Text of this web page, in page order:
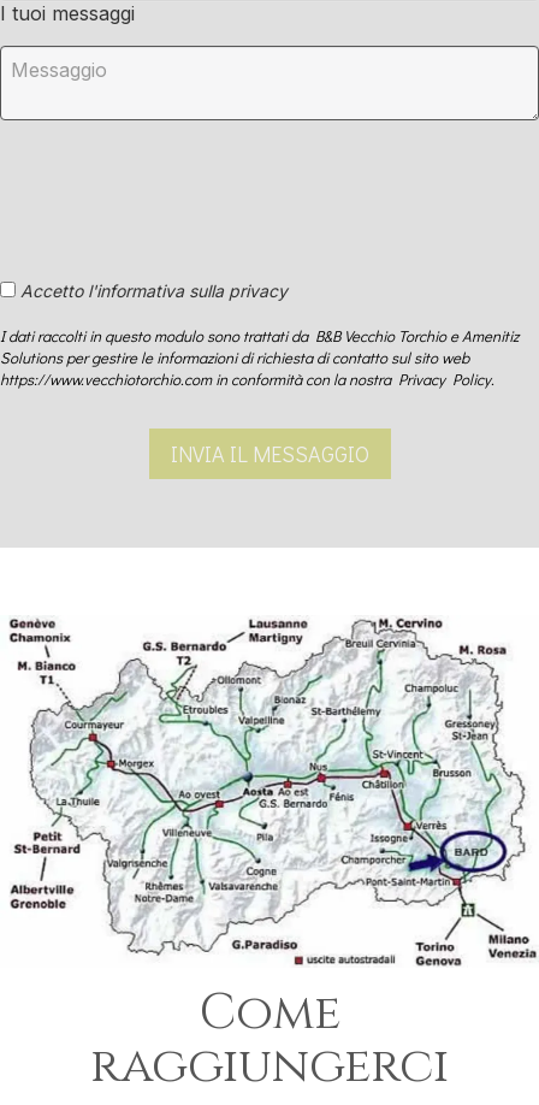
I tuoi messaggi
Accetto l'informativa sulla privacy
I dati raccolti in questo modulo sono trattati da B&B Vecchio Torchio e Amenitiz
Solutions per gestire le informazioni di richiesta di contatto sul sito web
https://www.vecchiotorchio.com in conformità con la nostra Privacy Policy.
Come
raggiungerci